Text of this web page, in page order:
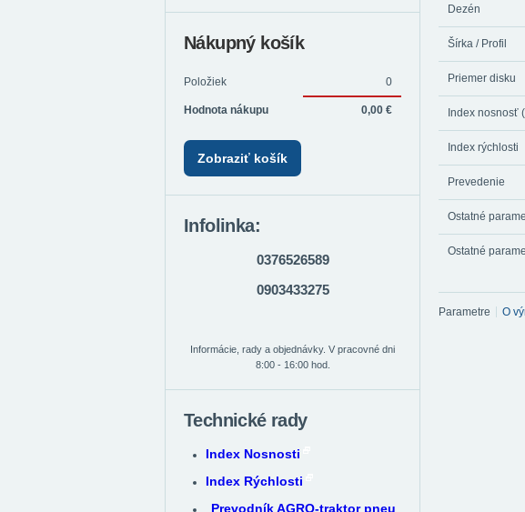
Dezén
Šírka / Profil
Priemer disku
Index nosnosť
Index rýchlosti
Prevedenie
Ostatné
Ostatné
Parametre O
Nákupný košík
Položiek 0
Hodnota nákupu 0,00 €
Zobraziť košík
Infolinka:
0376526589
0903433275
Informácie, rady a objednávky. V pracovné dni
8:00 - 16:00 hod.
Technické rady
Index Nosnosti
Index Rýchlosti
Prevodník AGRO-traktor pneu